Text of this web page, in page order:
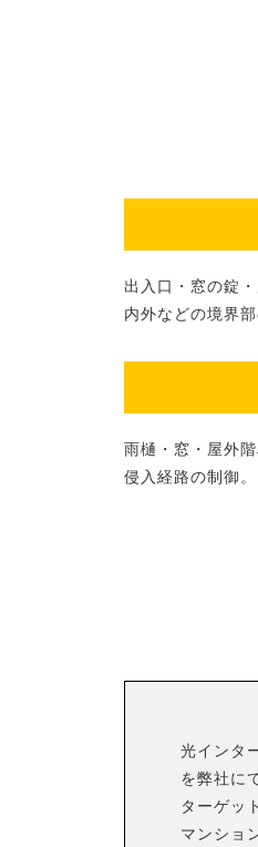
出入口・窓の錠
内外などの境界部
雨樋・窓・屋外
侵入経路の制御。
光インタ
を弊社に
ターゲッ
マンショ